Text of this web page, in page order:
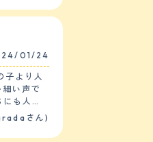
01/24
子より人
い声で
も人懐
さん)